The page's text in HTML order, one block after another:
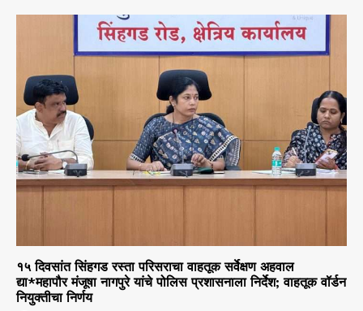
१५ दिवसांत सिंहगड रस्ता परिसराचा वाहतूक सर्वेक्षण अहवाल
द्या*महापौर मंजूषा नागपुरे यांचे पोलिस प्रशासनाला निर्देश; वाहतूक वॉर्डन
नियुक्तीचा निर्णय